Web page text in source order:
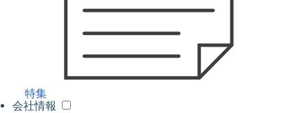
特集
会社情報